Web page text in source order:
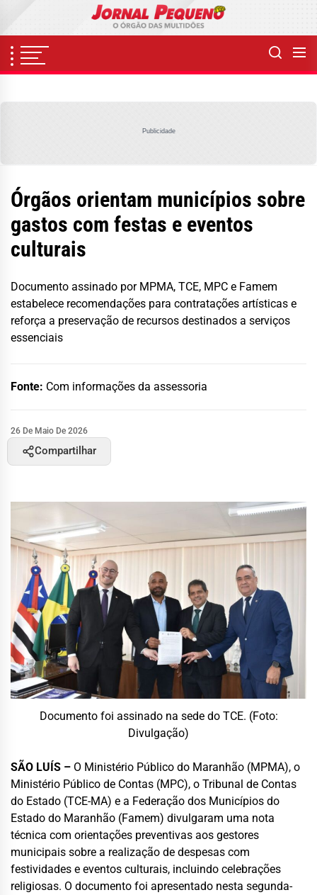
content
Publicidade
Órgãos orientam municípios sobre
gastos com festas e eventos
culturais
Documento assinado por MPMA, TCE, MPC e Famem
estabelece recomendações para contratações artísticas e
reforça a preservação de recursos destinados a serviços
essenciais
Fonte: Com informações da assessoria
26 De Maio De 2026
Compartilhar
Documento foi assinado na sede do TCE. (Foto:
Divulgação)
SÃO LUÍS – O Ministério Público do Maranhão (MPMA), o
Ministério Público de Contas (MPC), o Tribunal de Contas
do Estado (TCE-MA) e a Federação dos Municípios do
Estado do Maranhão (Famem) divulgaram uma nota
técnica com orientações preventivas aos gestores
municipais sobre a realização de despesas com
festividades e eventos culturais, incluindo celebrações
religiosas. O documento foi apresentado nesta segunda-